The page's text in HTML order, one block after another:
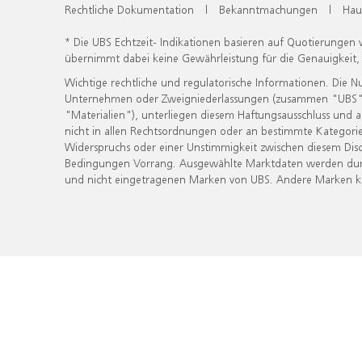
Rechtliche Dokumentation | Bekanntmachungen |
* Die UBS Echtzeit- Indikationen basieren auf
übernimmt dabei keine Gewährleistung für die
Wichtige rechtliche und regulatorische Informationen. Die
Unternehmen oder Zweigniederlassungen (zusammen
"Materialien"), unterliegen diesem Haftungsausschluss
nicht in allen Rechtsordnungen oder an bestimmte
Widerspruchs oder einer Unstimmigkeit zwischen diesem
Bedingungen Vorrang. Ausgewählte Marktdaten werden
und nicht eingetragenen Marken von UBS. Andere Marken